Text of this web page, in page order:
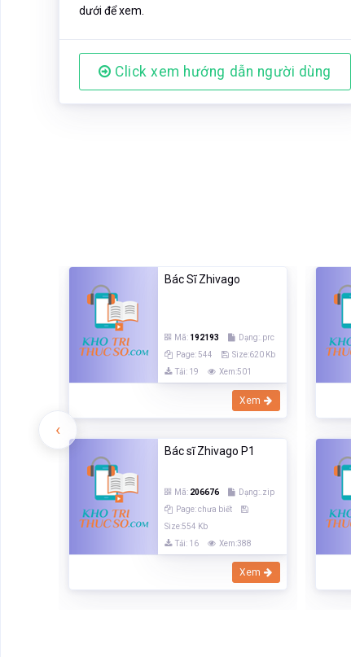
dưới để xem.
Click xem hướng dẫn người dùng
Bác Sĩ Zhivago
Mã: 192193
Dạng:.prc
Page: 544
Size:620 Kb
Tải: 19
Xem:501
Xem
Bác sĩ Zhivago P1
Mã: 206676
Dạng:.zip
Page: chưa biết
Size:554 Kb
Tải: 16
Xem:388
Xem
‹